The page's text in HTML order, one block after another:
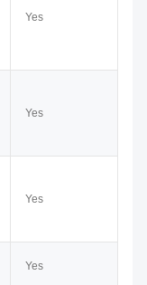
Yes
Yes
Yes
Yes